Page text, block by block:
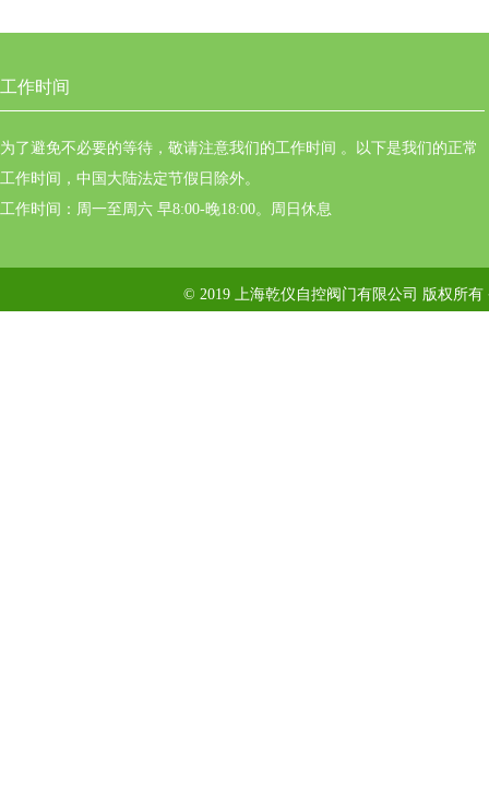
工作时间
为了避免不必要的等待，敬请注意我们的工作时间 。以下是我们的正常
工作时间，中国大陆法定节假日除外。
工作时间：周一至周六 早8:00-晚18:00。周日休息
© 2019 上海乾仪自控阀门有限公司 版权所有